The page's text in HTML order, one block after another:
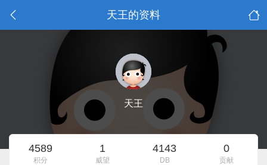
天王的资料
天王
4589
积分
1
威望
4143
DB
0
贡献